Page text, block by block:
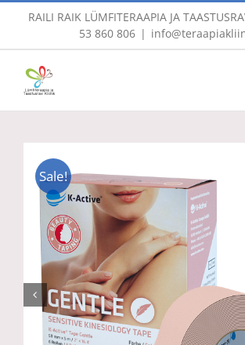
content
RAILI RAIK LÜMFITERAAPIA JA
53 860 806 |
Sale!